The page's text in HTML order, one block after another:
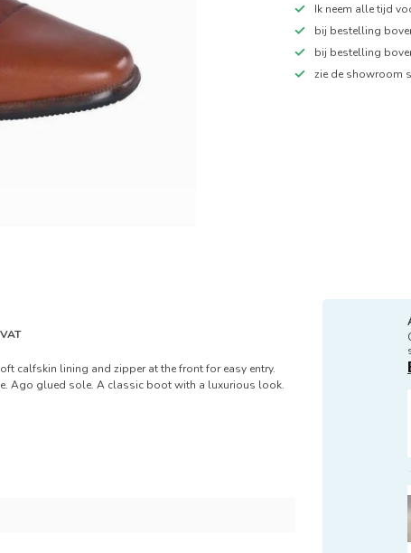
Ik neem alle tijd
bij bestelling
bij bestelling
zie de showroom
calfskin lining and zipper at the front for easy entry.
Ago glued sole. A classic boot with a luxurious look.